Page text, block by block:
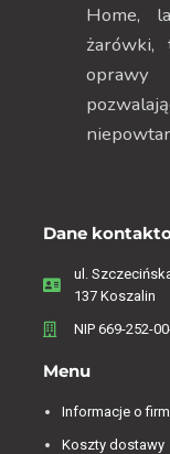
Home,
żarówki,
oprawy
Dane
ul.
137 Koszalin
NIP 669-252-
Menu
Informacje o
Koszty dostawy